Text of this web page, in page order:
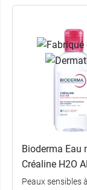
Bioderma Eau
Créaline H2O
Peaux sensibles